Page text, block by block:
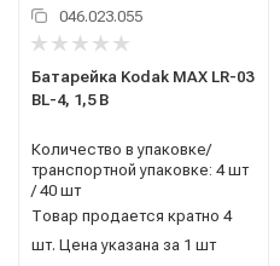
046.023.055
Батарейка Kodak MAX LR-03
BL-4, 1,5 В
Количество в упаковке/
транспортной упаковке: 4 шт
/ 40 шт
Товар продается кратно 4
шт. Цена указана за 1 шт